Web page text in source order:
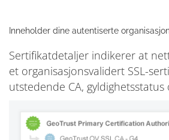
Inneholder dine autentiserte
Sertifikatdetaljer indikerer at
et organisasjonsvalidert SSL-
utstedende CA,